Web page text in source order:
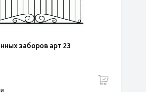
заборов арт 23